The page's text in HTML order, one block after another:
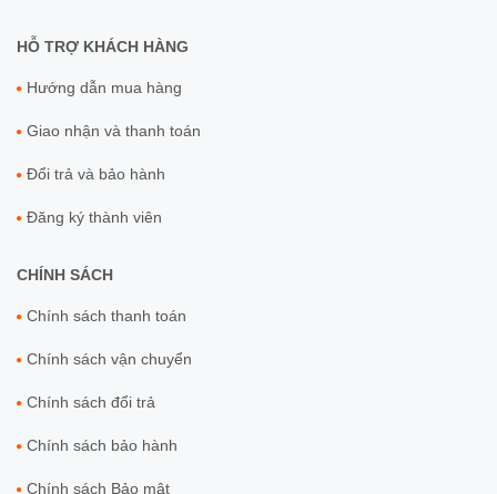
HỖ TRỢ KHÁCH HÀNG
Hướng dẫn mua hàng
Giao nhận và thanh toán
Đổi trả và bảo hành
Đăng ký thành viên
CHÍNH SÁCH
Chính sách thanh toán
Chính sách vận chuyển
Chính sách đổi trả
Chính sách bảo hành
Chính sách Bảo mật